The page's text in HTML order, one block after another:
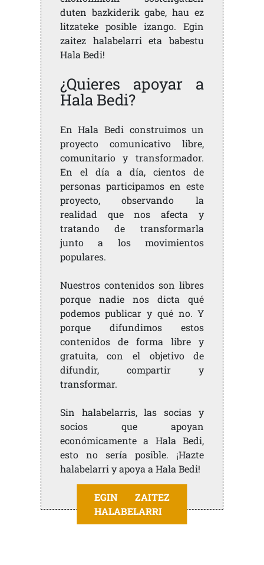
duten bazkiderik gabe, hau ez
litzateke posible izango. Egin
zaitez halabelarri eta babestu
Hala Bedi!
¿Quieres apoyar a
Hala Bedi?
En Hala Bedi construimos un
proyecto comunicativo libre,
comunitario y transformador.
En el día a día, cientos de
personas participamos en este
proyecto, observando la
realidad que nos afecta y
tratando de transformarla
junto a los movimientos
populares.
Nuestros contenidos son libres
porque nadie nos dicta qué
podemos publicar y qué no. Y
porque difundimos estos
contenidos de forma libre y
gratuita, con el objetivo de
difundir, compartir y
transformar.
Sin halabelarris, las socias y
socios que apoyan
económicamente a Hala Bedi,
esto no sería posible. ¡Hazte
halabelarri y apoya a Hala Bedi!
EGIN ZAITEZ
HALABELARRI